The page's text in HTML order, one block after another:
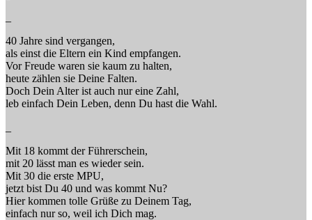
40 Jahre sind vergangen,
als einst die Eltern ein Kind empfangen.
Vor Freude waren sie kaum zu halten,
heute zählen sie Deine Falten.
Doch Dein Alter ist auch nur eine Zahl,
leb einfach Dein Leben, denn Du hast die Wahl.
Mit 18 kommt der Führerschein,
mit 20 lässt man es wieder sein.
Mit 30 die erste MPU,
jetzt bist Du 40 und was kommt Nu?
Hier kommen tolle Grüße zu Deinem Tag,
einfach nur so, weil ich Dich mag.